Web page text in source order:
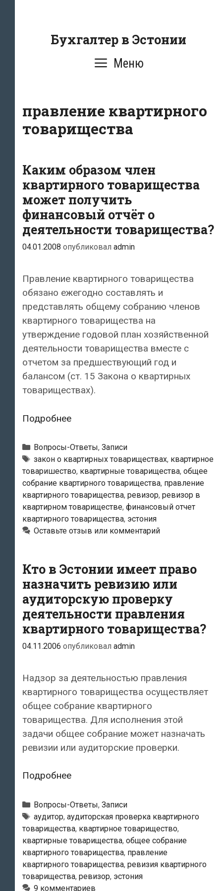
содержаниюБухгалтер в Эстонии
Меню
правление квартирного
товарищества
Каким образом член
квартирного товарищества
может получить
финансовый отчёт о
деятельности товарищества?
04.01.2008 опубликовал admin
Правление квартирного товарищества
обязано ежегодно составлять и
представлять общему собранию членов
квартирного товарищества на
утверждение годовой план хозяйственной
деятельности товарищества вместе с
отчетом за предшествующий год и
балансом (ст. 15 Закона о квартирных
товариществах).
ПодробнееКаким
член
квартирного
товарищества
может
получить
финансовый
отчёт
товарищества?
Рубрики
Вопросы-Ответы, Записи
Метки
закон о квартирных товариществах, квартирное
товаришество, квартирные товарищества, общее
собрание квартирного товарищества, правление
квартирного товарищества, ревизор, ревизор в
квартирном товариществе, финансовый отчет
квартирного товарищества, эстония
Оставьте отзыв или комментарий
Кто в Эстонии имеет право
назначить ревизию или
аудиторскую проверку
деятельности правления
квартирного товарищества?
04.11.2006 опубликовал admin
Надзор за деятельностью правления
квартирного товарищества осуществляет
общее собрание квартирного
товарищества. Для исполнения этой
задачи общее собрание может назначать
ревизии или аудиторские проверки.
ПодробнееКто
Эстонии
имеет
право
назначить
ревизию
или
аудиторскую
Рубрики
Вопросы-Ответы, Записи
Метки
аудитор, аудиторская проверка квартирного
товарищества, квартирное товарищество,
квартирные товарищества, общее собрание
квартирного товарищества, правление
квартирного товарищества, ревизия квартирного
товарищества, ревизор, эстония
9 комментариев